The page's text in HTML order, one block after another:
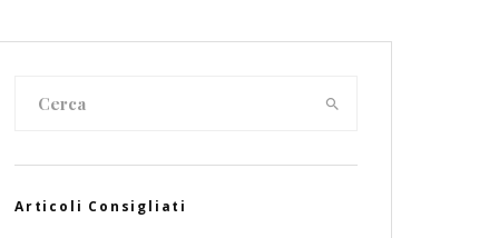
Articoli Consigliati